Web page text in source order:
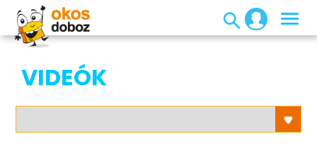
VIDEÓK